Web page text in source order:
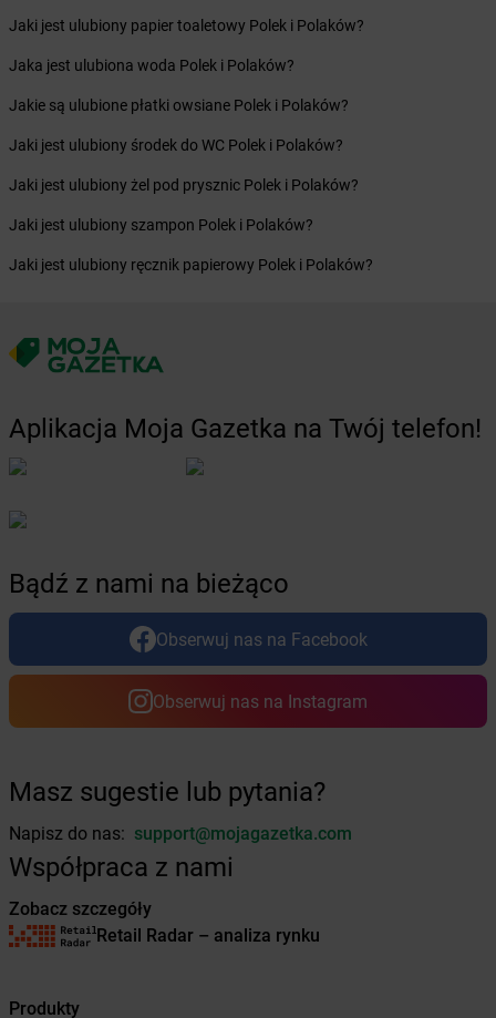
Żabka
Brzoskwinia
Żabka
Brzostek
Żabka Brzoza
Żabka
Brzozów
Brzozówka
Żabka Bucz
Żabka
Buczkowice
Żabka
Budziechów
Żabka Budziszewice
Żabka
Budzów
Żabka
Budzyń
Żabka Buk
Żabka Bukowiec
Żabka
Bukowno
Żabka Bulowice
Żabka
Żabka
Żabka Bydgoszcz
Żabka Bydlin
Żabka Bystra Podhalańska
Żabka Bystrzyca
Żabka Bytom
Bytów
Żabka Cedynia
Żabka Cegłów
Żabka Cekcyn
Żabka Ceków
Jaki jest ulubiony papier toaletowy Polek i Polaków?
Jaka jest ulubiona woda Polek i Polaków?
Jakie są ulubione płatki owsiane Polek i Polaków?
Jaki jest ulubiony środek do WC Polek i Polaków?
Jaki jest ulubiony żel pod prysznic Polek i Polaków?
Jaki jest ulubiony szampon Polek i Polaków?
Jaki jest ulubiony ręcznik papierowy Polek i Polaków?
Aplikacja Moja Gazetka na Twój telefon!
Bądź z nami na bieżąco
Obserwuj nas na Facebook
Obserwuj nas na Instagram
Masz sugestie lub pytania?
Napisz do nas: support@mojagazetka.com
Współpraca z nami
Zobacz szczegóły
Retail Radar – analiza rynku
Produkty